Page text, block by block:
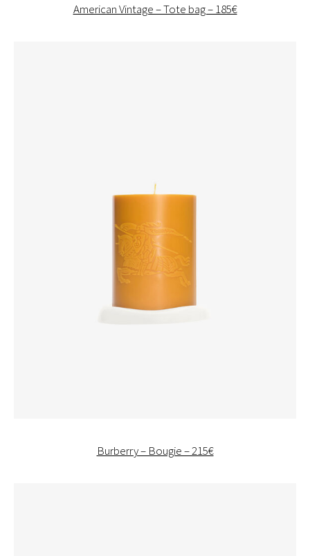
American Vintage – Tote bag – 185€
Burberry – Bougie – 215€